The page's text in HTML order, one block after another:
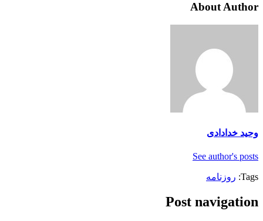
About Author
وحید خدادادی
See author's posts
Tags: روزنامه
Post navigation